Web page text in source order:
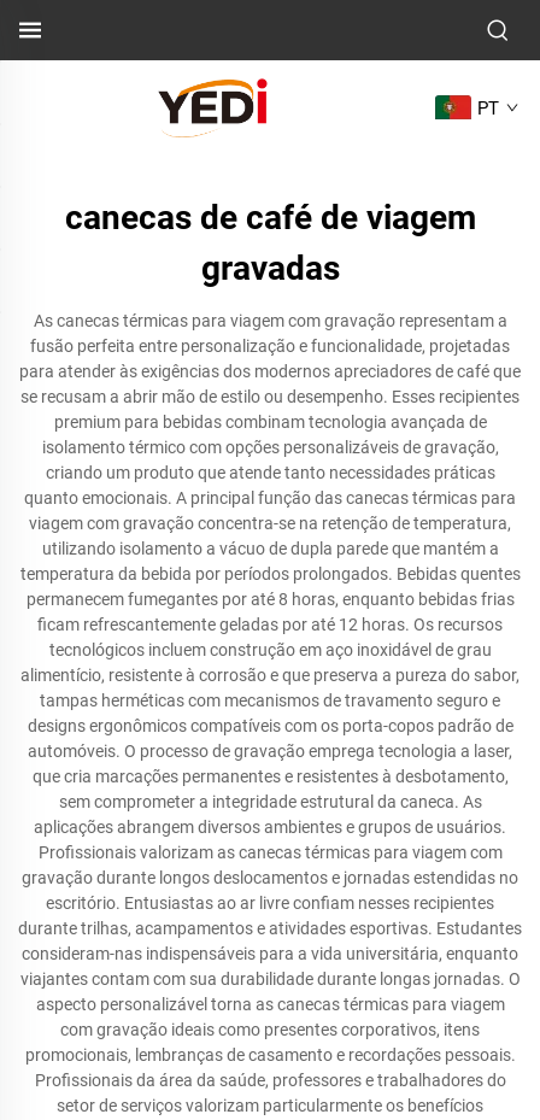
PT
canecas de café de viagem
gravadas
As canecas térmicas para viagem com gravação representam a
fusão perfeita entre personalização e funcionalidade, projetadas
para atender às exigências dos modernos apreciadores de café que
se recusam a abrir mão de estilo ou desempenho. Esses recipientes
premium para bebidas combinam tecnologia avançada de
isolamento térmico com opções personalizáveis de gravação,
criando um produto que atende tanto necessidades práticas
quanto emocionais. A principal função das canecas térmicas para
viagem com gravação concentra-se na retenção de temperatura,
utilizando isolamento a vácuo de dupla parede que mantém a
temperatura da bebida por períodos prolongados. Bebidas quentes
permanecem fumegantes por até 8 horas, enquanto bebidas frias
ficam refrescantemente geladas por até 12 horas. Os recursos
tecnológicos incluem construção em aço inoxidável de grau
alimentício, resistente à corrosão e que preserva a pureza do sabor,
tampas herméticas com mecanismos de travamento seguro e
designs ergonômicos compatíveis com os porta-copos padrão de
automóveis. O processo de gravação emprega tecnologia a laser,
que cria marcações permanentes e resistentes à desbotamento,
sem comprometer a integridade estrutural da caneca. As
aplicações abrangem diversos ambientes e grupos de usuários.
Profissionais valorizam as canecas térmicas para viagem com
gravação durante longos deslocamentos e jornadas estendidas no
escritório. Entusiastas ao ar livre confiam nesses recipientes
durante trilhas, acampamentos e atividades esportivas. Estudantes
consideram-nas indispensáveis para a vida universitária, enquanto
viajantes contam com sua durabilidade durante longas jornadas. O
aspecto personalizável torna as canecas térmicas para viagem
com gravação ideais como presentes corporativos, itens
promocionais, lembranças de casamento e recordações pessoais.
Profissionais da área da saúde, professores e trabalhadores do
setor de serviços valorizam particularmente os benefícios